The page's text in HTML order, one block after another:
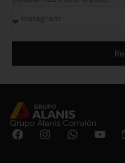
Grupo Alanis Corralón